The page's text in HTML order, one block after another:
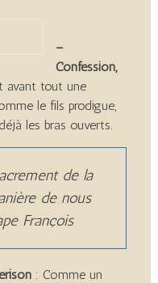
–
Confession,
avant tout une
le fils prodigue,
les bras ouverts.
de la
de nous
François
: Comme un